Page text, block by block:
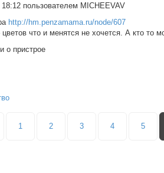
пользователем MICHEEVAV
http://hm.penzamama.ru/node/607
что и менятся не хочется. А кто то
о пристрое
1 2 3 4 5